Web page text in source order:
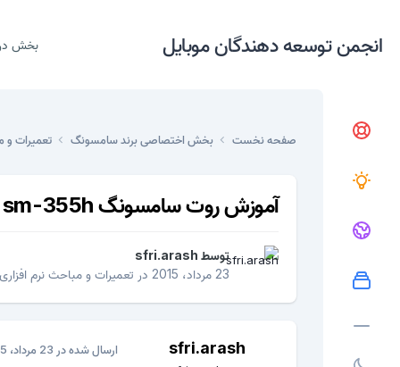
انجمن توسعه دهندگان موبایل بخش
صفحه نخست بخش اختصاصی برند سامسونگ تعمیرات و
آموزش روت سامسونگ samsung galaxy core 2 sm-355h
توسط sfri.arash
23 مرداد، 2015
در تعمیرات و مباحث نرم افزاری
sfri.arash ارسال شده در 23 مرداد، 2015